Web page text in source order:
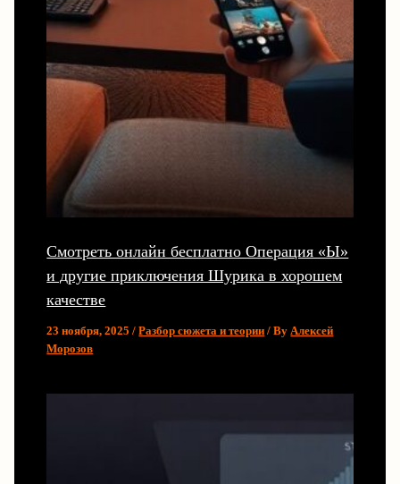
Смотреть онлайн бесплатно Операция «Ы»
и другие приключения Шурика в хорошем
качестве
23 ноября, 2025/Разбор сюжета и теории / ByАлексей
Морозов